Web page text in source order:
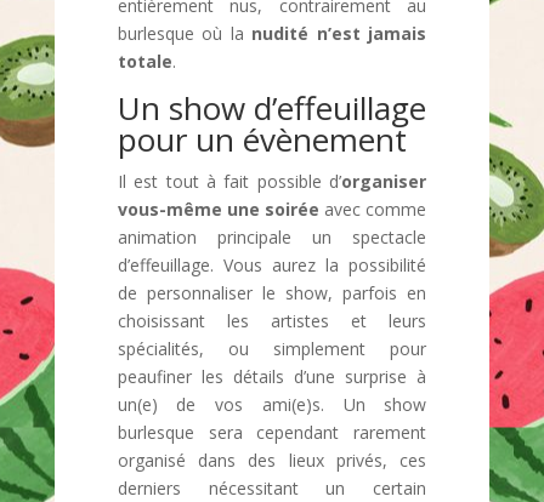
entièrement nus, contrairement au
burlesque où la nudité n’est jamais
totale.
Un show d’effeuillage
pour un évènement
Il est tout à fait possible d’organiser
vous-même une soirée avec comme
animation principale un spectacle
d’effeuillage. Vous aurez la possibilité
de personnaliser le show, parfois en
choisissant les artistes et leurs
spécialités, ou simplement pour
peaufiner les détails d’une surprise à
un(e) de vos ami(e)s. Un show
burlesque sera cependant rarement
organisé dans des lieux privés, ces
derniers nécessitant un certain